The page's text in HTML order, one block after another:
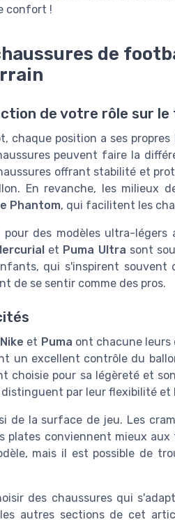
confort !
de
de votre rôle sur
chaque position a ses
peuvent faire la
offrant stabilité et
En revanche, les milieux
Phantom, qui facilitent les
des modèles ultra-légers
et Puma Ultra sont
qui s'inspirent souvent
de se sentir comme des pros.
Nike et Puma ont chacune
un excellent contrôle du
choisie pour sa légèreté et
distinguent par leur flexibilité
de la surface de jeu. Les
plates conviennent mieux
mais il est possible de
des chaussures qui
autres sections de cet